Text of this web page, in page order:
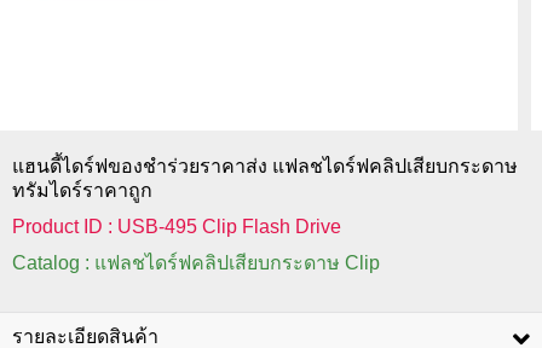
แฮนดี้ไดร์ฟของชำร่วยราคาส่ง แฟลชไดร์ฟคลิปเสียบกระดาษ
ทรัมไดร์ราคาถูก
Product ID : USB-495 Clip Flash Drive
Catalog : แฟลชไดร์ฟคลิปเสียบกระดาษ Clip
รายละเอียดสินค้า